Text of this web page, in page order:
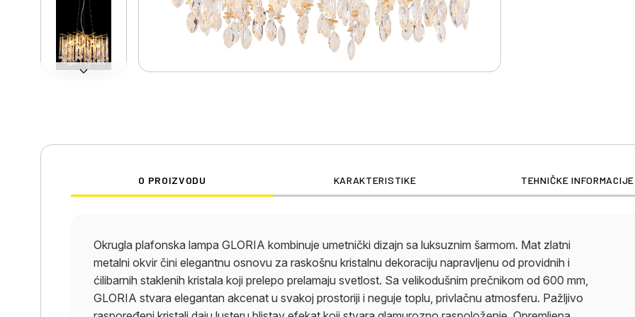
O PROIZVODU KARAKTERISTIKE TEHNIČKE INFORMACIJE
Okrugla plafonska lampa GLORIA kombinuje umetnički dizajn sa luksuznim šarmom. Mat zlatni
metalni okvir čini elegantnu osnovu za raskošnu kristalnu dekoraciju napravljenu od providnih i
ćilibarnih staklenih kristala koji prelepo prelamaju svetlost. Sa velikodušnim prečnikom od 600 mm,
GLORIA stvara elegantan akcenat u svakoj prostoriji i neguje toplu, privlačnu atmosferu. Pažljivo